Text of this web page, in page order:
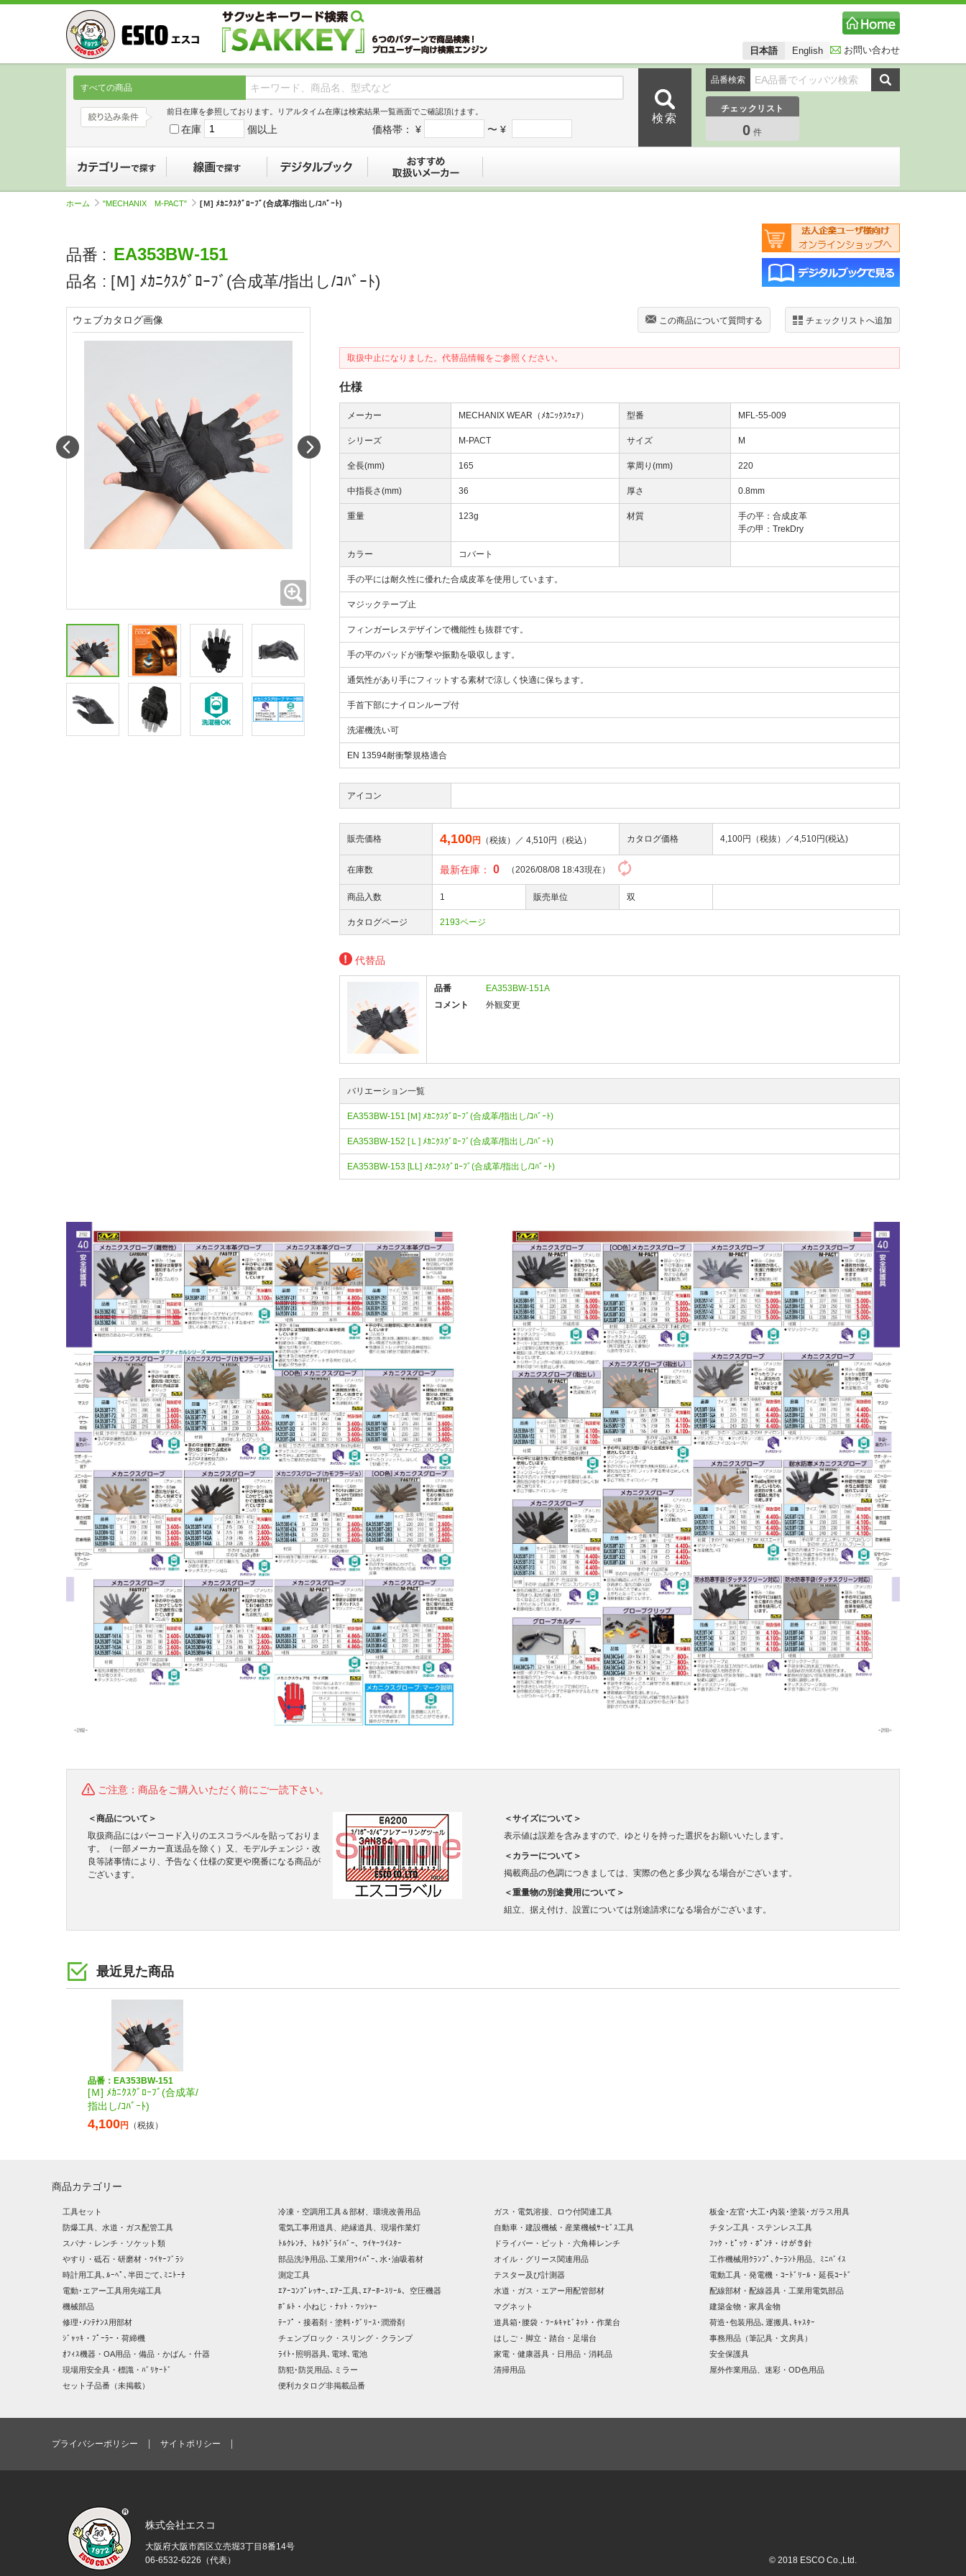
日本語 English お問い合わせ
すべての商品
前日在庫を参照しております。リアルタイム在庫は検索結果一覧画面でご確認頂けます。
在庫 個以上 価格帯： ¥ 〜 ¥
品番検索
チェックリスト
0 件
ホーム "MECHANIX M-PACT" [Ｍ] ﾒｶﾆｸｽｸﾞﾛｰﾌﾞ(合成革/指出し/ｺﾊﾞｰﾄ)
品番 : EA353BW-151
品名 : [Ｍ] ﾒｶﾆｸｽｸﾞﾛｰﾌﾞ(合成革/指出し/ｺﾊﾞｰﾄ)
チェックリストへ追加
この商品について質問する
取扱中止になりました。代替品情報をご参照ください。
仕様
メーカー MECHANIX WEAR（ﾒｶﾆｯｸｽｳｪｱ） 型番 MFL-55-009
シリーズ M-PACT サイズ M
全長(mm) 165 掌周り(mm) 220
中指長さ(mm) 36 厚さ 0.8mm
重量 123g 材質
手の平：合成皮革
手の甲：TrekDry
カラー コバート
手の平には耐久性に優れた合成皮革を使用しています。
マジックテープ止
フィンガーレスデザインで機能性も抜群です。
手の平のパッドが衝撃や振動を吸収します。
通気性があり手にフィットする素材で涼しく快適に保ちます。
手首下部にナイロンループ付
洗濯機洗い可
EN 13594耐衝撃規格適合
アイコン
販売価格 4,100円 （税抜）／ 4,510円（税込） カタログ価格 4,100円（税抜）／4,510円(税込)
在庫数 最新在庫： 0 （2026/08/08 18:43現在）
商品入数 1 販売単位 双
カタログページ 2193ページ
代替品
品番
EA353BW-151A
コメント
外観変更
バリエーション一覧
EA353BW-151 [Ｍ] ﾒｶﾆｸｽｸﾞﾛｰﾌﾞ(合成革/指出し/ｺﾊﾞｰﾄ)
EA353BW-152 [Ｌ] ﾒｶﾆｸｽｸﾞﾛｰﾌﾞ(合成革/指出し/ｺﾊﾞｰﾄ)
EA353BW-153 [LL] ﾒｶﾆｸｽｸﾞﾛｰﾌﾞ(合成革/指出し/ｺﾊﾞｰﾄ)
ウェブカタログ画像
ご注意：商品をご購入いただく前にご一読下さい。
＜商品について＞
取扱商品にはバーコード入りのエスコラベルを貼っておりま
す。（一部メーカー直送品を除く）又、モデルチェンジ・改
良等諸事情により、予告なく仕様の変更や廃番になる商品が
ございます。
＜サイズについて＞
表示値は誤差を含みますので、ゆとりを持った選択をお願いいたします。
＜カラーについて＞
掲載商品の色調につきましては、実際の色と多少異なる場合がございます。
＜重量物の別途費用について＞
組立、据え付け、設置については別途請求になる場合がございます。
最近見た商品
品番：EA353BW-151
[Ｍ] ﾒｶﾆｸｽｸﾞﾛｰﾌﾞ(合成革/
指出し/ｺﾊﾞｰﾄ)
4,100円 （税抜）
商品カテゴリー
工具セット 冷凍・空調用工具＆部材、環境改善用品 ガス・電気溶接、ロウ付関連工具
板金･左官･大工･内装･塗装･ガラス用具
防爆工具、水道・ガス配管工具
電気工事用道具、絶縁道具、現場作業灯 自動車・建設機械・産業機械ｻｰﾋﾞｽ工具
チタン工具・ステンレス工具
スパナ・レンチ・ソケット類
ﾄﾙｸﾚﾝﾁ、ﾄﾙｸﾄﾞﾗｲﾊﾞｰ、ﾜｲﾔｰﾂｲｽﾀｰ ドライバー・ビット・六角棒レンチ
ﾌｯｸ・ﾋﾟｯｸ・ﾎﾟﾝﾁ・けがき針
やすり・砥石・研磨材・ﾜｲﾔｰﾌﾞﾗｼ
部品洗浄用品､工業用ﾜｲﾊﾟｰ､水･油吸着材 オイル・グリース関連用品
工作機械用ｸﾗﾝﾌﾟ､ｸｰﾗﾝﾄ用品、ﾐﾆﾊﾞｲｽ
時計用工具､ﾙｰﾍﾟ､半田ごて､ﾐﾆﾄｰﾁ
測定工具 テスター及び計測器
電動工具・発電機・ｺｰﾄﾞﾘｰﾙ・延長ｺｰﾄﾞ
電動･エアー工具用先端工具
ｴｱｰｺﾝﾌﾟﾚｯｻｰ､ｴｱｰ工具､ｴｱｰﾎｰｽﾘｰﾙ、空圧機器 水道・ガス・エアー用配管部材
配線部材・配線器具・工業用電気部品
機械部品
ﾎﾞﾙﾄ・小ねじ・ﾅｯﾄ・ﾜｯｼｬｰ マグネット
建築金物・家具金物
修理･ﾒﾝﾃﾅﾝｽ用部材
ﾃｰﾌﾟ・接着剤・塗料･ｸﾞﾘｰｽ･潤滑剤 道具箱･腰袋・ﾂｰﾙｷｬﾋﾞﾈｯﾄ・作業台
荷造･包装用品､運搬具､ｷｬｽﾀｰ
ｼﾞｬｯｷ・ﾌﾟｰﾗｰ・荷締機
チェンブロック・スリング・クランプ はしご・脚立・踏台・足場台
事務用品（筆記具・文房具）
ｵﾌｨｽ機器・OA用品・備品・かばん・什器
ﾗｲﾄ･照明器具､電球､電池 家電・健康器具・日用品・消耗品
安全保護具
現場用安全具・標識・ﾊﾞﾘｹｰﾄﾞ
防犯･防災用品､ミラー 清掃用品
屋外作業用品、迷彩・OD色用品
セット子品番（未掲載）
便利カタログ非掲載品番
プライバシーポリシー サイトポリシー
株式会社エスコ
大阪府大阪市西区立売堀3丁目8番14号
06-6532-6226（代表）
© 2018 ESCO Co.,Ltd.